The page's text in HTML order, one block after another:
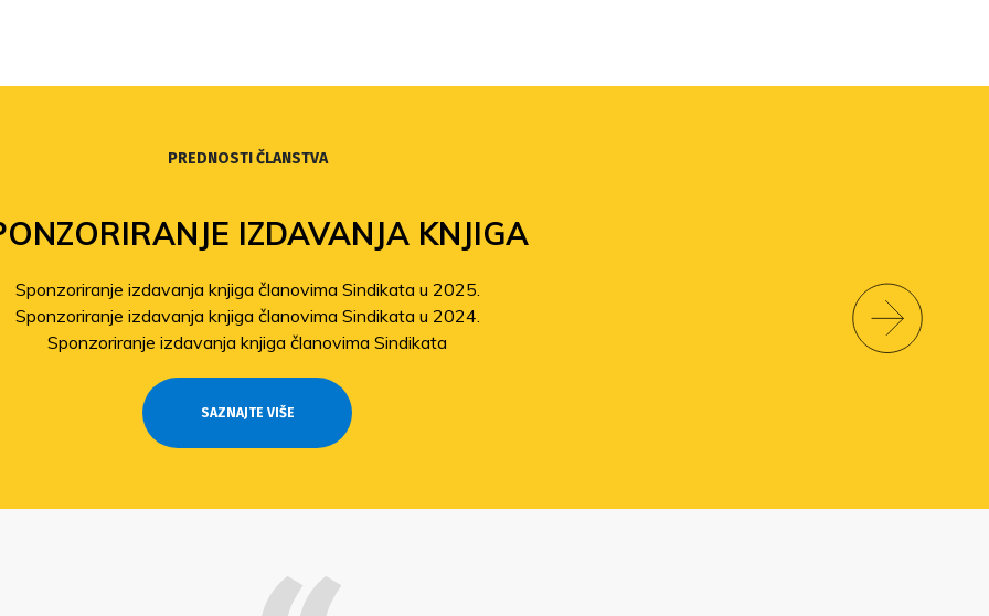
PREDNOSTI ČLANSTVA
IZDAVANJA KNJIGA
Sponzoriranje izdavanja knjiga članovima Sindikata u 2025.
Sponzoriranje izdavanja knjiga članovima Sindikata u 2024.
Sponzoriranje izdavanja knjiga članovima Sindikata
SAZNAJTE VIŠE